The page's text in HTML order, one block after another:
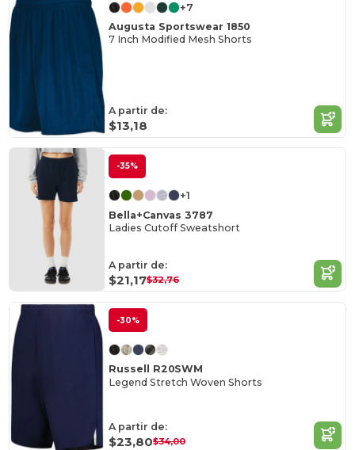
+7
Augusta Sportswear 1850
7 Inch Modified Mesh Shorts
A partir de:
$13,18
-35%
+1
Bella+Canvas 3787
Ladies Cutoff Sweatshort
A partir de:
$21,17$32,76
-30%
Russell R20SWM
Legend Stretch Woven Shorts
A partir de:
$23,80$34,00